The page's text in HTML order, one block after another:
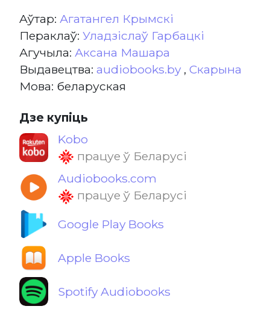
Aўтар: Агатангел Крымскі
Пераклаў: Уладзіслаў Гарбацкі
Агучыла: Аксана Машара
Выдавецтва: audiobooks.by , Скарына
Мова: беларуская
Дзе купіць
Kobo
працуе ў Беларусі
Audiobooks.com
працуе ў Беларусі
Google Play Books
Apple Books
Spotify Audiobooks